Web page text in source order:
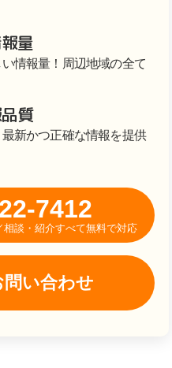
量
情報量！周辺地域の全て
質
新かつ正確な情報を提供
7412
談・紹介すべて無料で対応
い合わせ